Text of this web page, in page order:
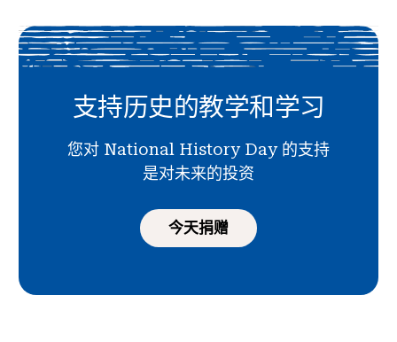
支持历史的教学和学习
您对 National History Day 的支持
是对未来的投资
今天捐赠